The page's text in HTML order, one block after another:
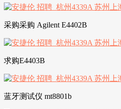
采购采购 Agilent E4402B
求购E4403B
蓝牙测试仪 mt8801b